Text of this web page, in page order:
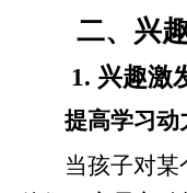
二、兴
1. 兴趣激
提高学习动
当孩子对某